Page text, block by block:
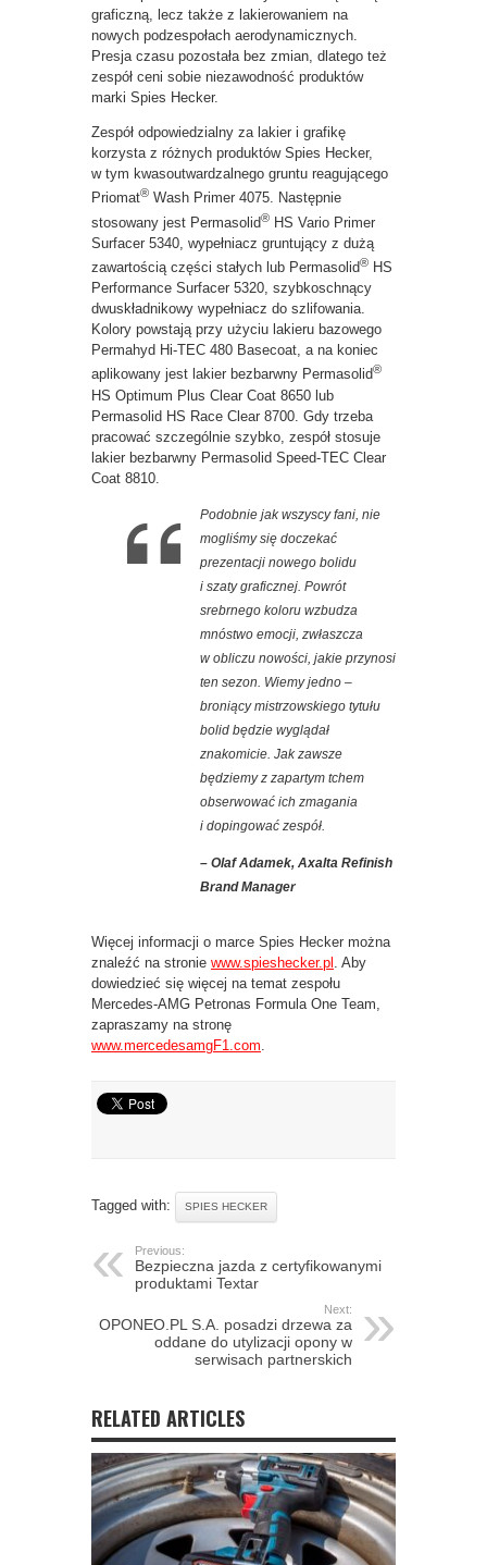
graficzną, lecz także z lakierowaniem na
nowych podzespołach aerodynamicznych.
Presja czasu pozostała bez zmian, dlatego też
zespół ceni sobie niezawodność produktów
marki Spies Hecker.
Zespół odpowiedzialny za lakier i grafikę
korzysta z różnych produktów Spies Hecker,
w tym kwasoutwardzalnego gruntu reagującego
Priomat® Wash Primer 4075. Następnie
stosowany jest Permasolid® HS Vario Primer
Surfacer 5340, wypełniacz gruntujący z dużą
zawartością części stałych lub Permasolid® HS
Performance Surfacer 5320, szybkoschnący
dwuskładnikowy wypełniacz do szlifowania.
Kolory powstają przy użyciu lakieru bazowego
Permahyd Hi-TEC 480 Basecoat, a na koniec
aplikowany jest lakier bezbarwny Permasolid®
HS Optimum Plus Clear Coat 8650 lub
Permasolid HS Race Clear 8700. Gdy trzeba
pracować szczególnie szybko, zespół stosuje
lakier bezbarwny Permasolid Speed-TEC Clear
Coat 8810.
Podobnie jak wszyscy fani, nie
mogliśmy się doczekać
prezentacji nowego bolidu
i szaty graficznej. Powrót
srebrnego koloru wzbudza
mnóstwo emocji, zwłaszcza
w obliczu nowości, jakie przynosi
ten sezon. Wiemy jedno –
broniący mistrzowskiego tytułu
bolid będzie wyglądał
znakomicie. Jak zawsze
będziemy z zapartym tchem
obserwować ich zmagania
i dopingować zespół.
– Olaf Adamek, Axalta Refinish
Brand Manager
Więcej informacji o marce Spies Hecker można
znaleźć na stronie www.spieshecker.pl . Aby
dowiedzieć się więcej na temat zespołu
Mercedes-AMG Petronas Formula One Team,
zapraszamy na stronę
www.mercedesamgF1.com
Tagged with: SPIES HECKER
Previous:
Bezpieczna jazda z certyfikowanymi
produktami Textar
Next:
OPONEO.PL S.A. posadzi drzewa za
oddane do utylizacji opony w
serwisach partnerskich
RELATED ARTICLES